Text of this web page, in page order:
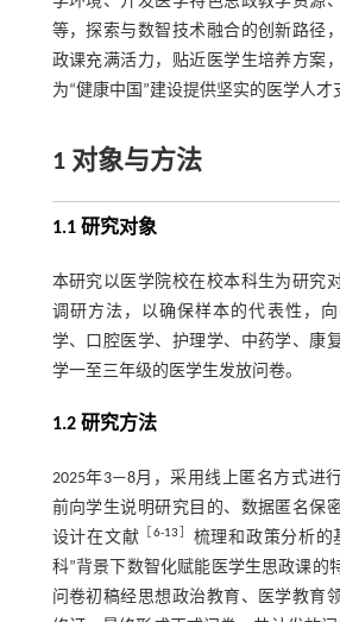
等，探索与数智技术融合的创新路径
政课充满活力，贴近医学生培养方案
为“健康中国”建设提供坚实的医学人才
1 对象与方法
1.1 研究对象
本研究以医学院校在校本科生为研究
调研方法，以确保样本的代表性，
学、口腔医学、护理学、中药学、康
学一至三年级的医学生发放问卷。
1.2 研究方法
2025年3—8月，采用线上匿名方式进
前向学生说明研究目的、数据匿名保
设计在文献 ［6-13
梳理和政策分析的
科”背景下数智化赋能医学生思政课的
问卷初稿经思想政治教育、医学教育